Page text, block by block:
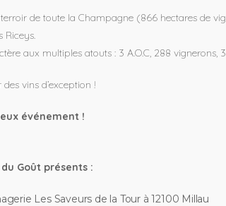
de toute la Champagne (866 hectares de
Riceys.
aux multiples atouts : 3 A.O.C, 288 vignerons,
vins d’exception !
événement !
Goût présents :
Les Saveurs de la Tour à 12100 Millau